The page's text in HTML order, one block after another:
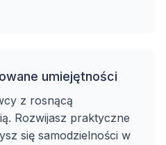
umiejętności
z rosnącą
Rozwijasz praktyczne
się samodzielności w